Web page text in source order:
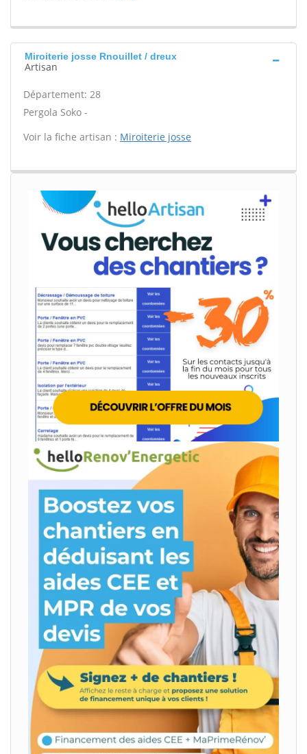
Miroiterie josse Rnouillet / dreux
Artisan
Département: 28
Pergola Soko -
Voir la fiche artisan : Miroiterie josse